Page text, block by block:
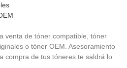
venta de tóner compatible, tóner
o tóner OEM. Asesoramiento
compra de tus tóneres te saldrá lo